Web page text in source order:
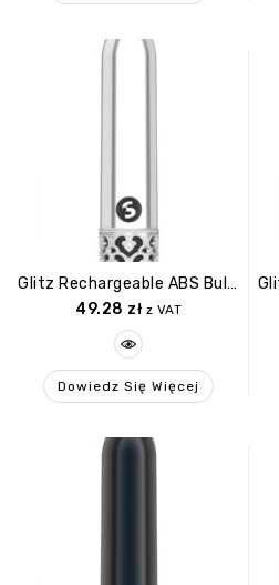
Glitz Rechargeable ABS Bullet Silver
49.28 zł z VAT
Dowiedz Się Więcej